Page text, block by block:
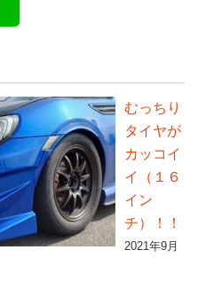
むっちり
タイヤが
カッコイ
イ（１６
イン
チ）！！
2021年9月